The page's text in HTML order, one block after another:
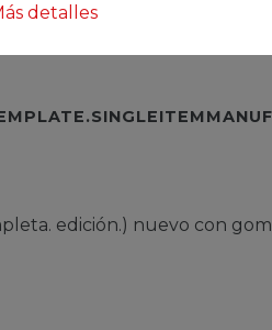
edición.) nuevo con
detalles